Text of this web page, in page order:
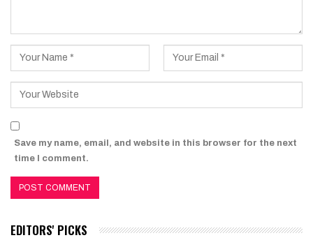
Save my name, email, and website in this browser for the next
time I comment.
EDITORS' PICKS